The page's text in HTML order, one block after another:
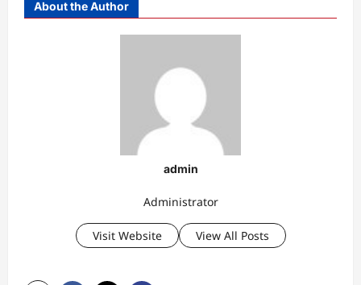
About the Author
admin
Administrator
Visit Website View All Posts